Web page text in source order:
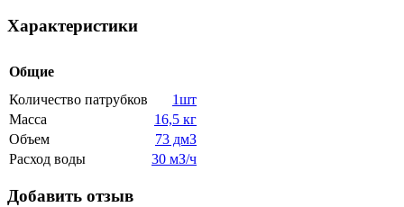
Характеристики
Общие
Количество патрубков
1шт
Масса
16,5 кг
Объем
73 дмЗ
Расход воды
30 мЗ/ч
Добавить отзыв